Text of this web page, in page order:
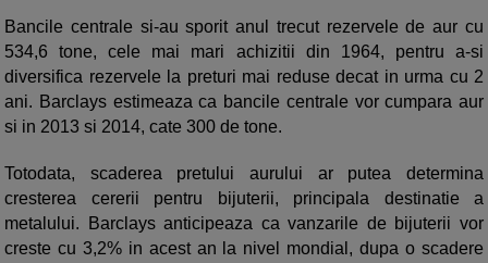
Bancile centrale si-au sporit anul trecut rezervele de aur cu
534,6 tone, cele mai mari achizitii din 1964, pentru a-si
diversifica rezervele la preturi mai reduse decat in urma cu 2
ani. Barclays estimeaza ca bancile centrale vor cumpara aur
si in 2013 si 2014, cate 300 de tone.
Totodata, scaderea pretului aurului ar putea determina
cresterea cererii pentru bijuterii, principala destinatie a
metalului. Barclays anticipeaza ca vanzarile de bijuterii vor
creste cu 3,2% in acest an la nivel mondial, dupa o scadere